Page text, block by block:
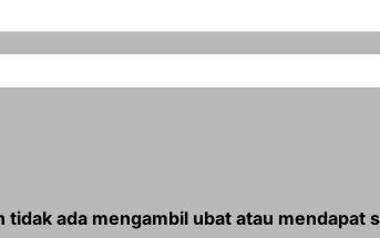
tidak ada mengambil ubat atau